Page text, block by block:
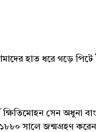
হাত ধরে গড়ে পিটে
ক্ষিতিমোহন সেন অধুনা
সালে জন্মগ্রহণ